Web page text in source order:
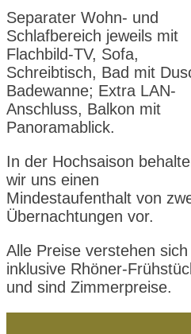
Separater Wohn- und
Schlafbereich jeweils mit
Flachbild-TV, Sofa,
Schreibtisch, Bad mit
Badewanne; Extra LAN-
Anschluss, Balkon mit
Panoramablick.
In der Hochsaison
wir uns einen
Mindestaufenthalt von
Übernachtungen vor.
Alle Preise verstehen sich
inklusive Rhöner-
und sind Zimmerpreise.